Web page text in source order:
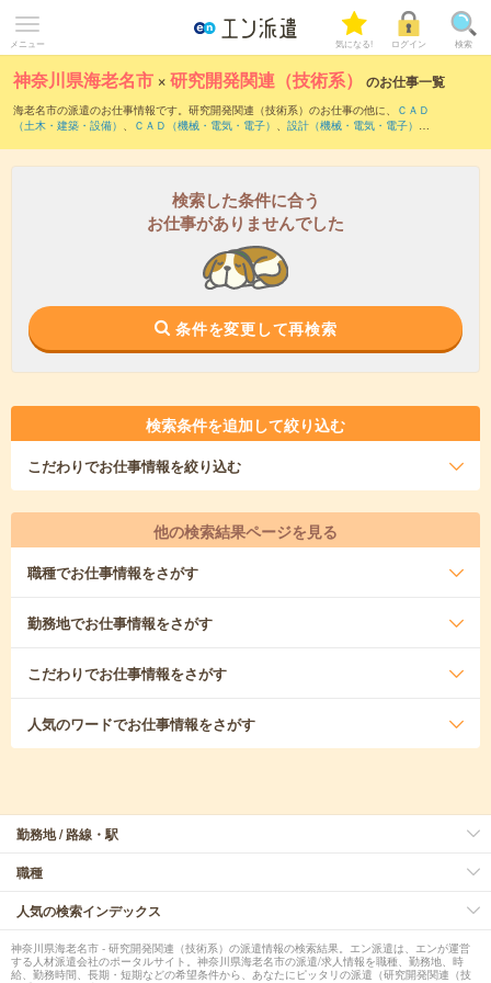
メニュー 気になる! ログイン 検索
神奈川県海老名市 ×研究開発関連（技術系） のお仕事一覧
海老名市の派遣のお仕事情報です。研究開発関連（技術系）のお仕事の他に、
ＣＡＤ
（土木・建築・設備） 、 ＣＡＤ（機械・電気・電子） 、 設計（機械・電気・電子） な
は？とは？
検索した条件に合う
お仕事がありませんでした
条件を変更して再検索
検索条件を追加して絞り込む
こだわりでお仕事情報を絞り込む
他の検索結果ページを見る
職種でお仕事情報をさがす
勤務地でお仕事情報をさがす
こだわりでお仕事情報をさがす
人気のワードでお仕事情報をさがす
勤務地 / 路線・駅
職種
人気の検索インデックス
神奈川県海老名市 - 研究開発関連（技術系）の派遣情報の検索結果。エン派遣は、エンが運営
する人材派遣会社のポータルサイト。神奈川県海老名市の派遣/求人情報を職種、勤務地、時
給、勤務時間、長期・短期などの希望条件から、あなたにピッタリの派遣（研究開発関連（技